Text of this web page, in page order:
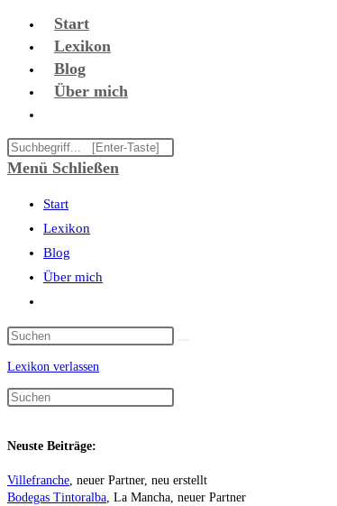
Zum
Start
Lexikon
Blog
Über mich
Suche
umschalten
Diese
Website
Menü Schließen
Start
Lexikon
Blog
Über mich
Suche
umschalten
Lexikon verlassen
Neuste Beiträge:
Villefranche, neuer Partner, neu erstellt
Bodegas Tintoralba, La Mancha, neuer Partner